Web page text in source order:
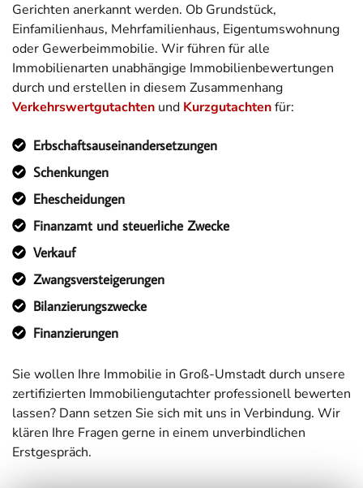
Gerichten anerkannt werden. Ob Grundstück,
Einfamilienhaus, Mehrfamilienhaus, Eigentumswohnung
oder Gewerbeimmobilie. Wir führen für alle
Immobilienarten unabhängige Immobilienbewertungen
durch und erstellen in diesem Zusammenhang
Verkehrswertgutachten und Kurzgutachtenfür:
Erbschaftsauseinandersetzungen
Schenkungen
Ehescheidungen
Finanzamt und steuerliche Zwecke
Verkauf
Zwangsversteigerungen
Bilanzierungszwecke
Finanzierungen
Sie wollen Ihre Immobilie in Groß-Umstadt durch unsere
zertifizierten Immobiliengutachter professionell bewerten
lassen? Dann setzen Sie sich mit uns in Verbindung. Wir
klären Ihre Fragen gerne in einem unverbindlichen
Erstgespräch.